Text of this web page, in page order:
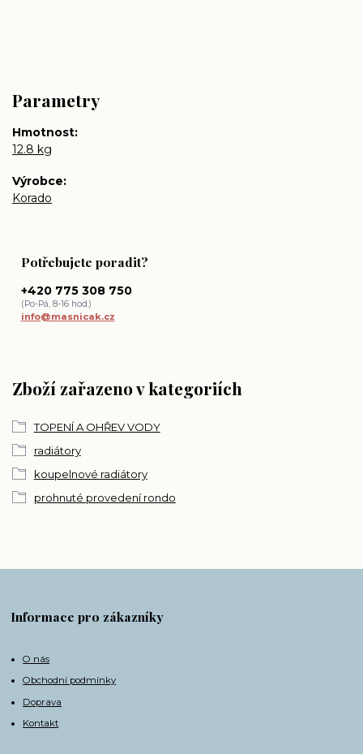
Parametry
Hmotnost
12.8 kg
Výrobce
Korado
Zboží zařazeno v kategoriích
TOPENÍ A OHŘEV VODY
radiátory
koupelnové radiátory
prohnuté provedení rondo
Potřebujete poradit?
+420 775 308 750
(Po-Pá, 8-16 hod.)
info@masnicak.cz
Informace pro zákazníky
O nás
Obchodní podmínky
Doprava
Kontakt